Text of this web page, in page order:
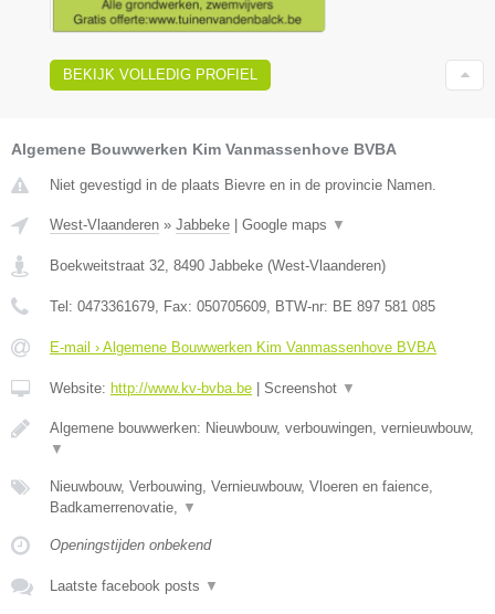
BEKIJK VOLLEDIG PROFIEL
Algemene Bouwwerken Kim Vanmassenhove BVBA
Niet gevestigd in de plaats Bievre en in de provincie Namen.
West-Vlaanderen » Jabbeke Google maps ▼
Boekweitstraat 32, 8490 Jabbeke (West-Vlaanderen)
Tel: 0473361679, Fax: 050705609, BTW-nr: BE 897 581 085
E-mail › Algemene Bouwwerken Kim Vanmassenhove BVBA
Website: http://www.kv-bvba.be Screenshot ▼
Algemene bouwwerken: Nieuwbouw, verbouwingen, vernieuwbouw,
▼
Nieuwbouw, Verbouwing, Vernieuwbouw, Vloeren en faience,
Badkamerrenovatie, ▼
Openingstijden onbekend
Laatste facebook posts ▼